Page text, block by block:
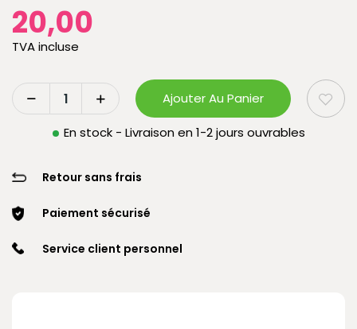
20,00
TVA incluse
Ajouter Au Panier
En stock - Livraison en 1-2 jours ouvrables
Retour sans frais
Paiement sécurisé
Service client personnel